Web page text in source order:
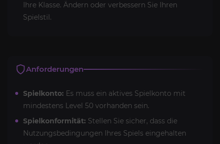
Ihre Klasse. Ändern oder verbessern Sie Ihren
Spielstil.
Anforderungen
Spielkonto: Es muss ein aktives Spielkonto mit
mindestens Level 50 vorhanden sein.
Spielkonformität: Stellen Sie sicher, dass die
Nutzungsbedingungen Ihres Spiels eingehalten